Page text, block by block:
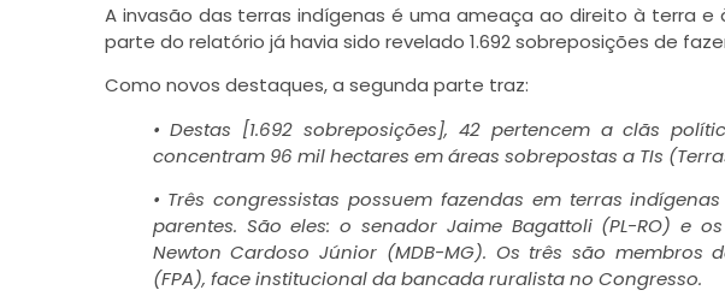
A invasão das terras indígenas é uma ameaça ao direito à terra e
parte do relatório já havia sido revelado 1.692 sobreposições de
Como novos destaques, a segunda parte traz:
• Destas [1.692 sobreposições], 42 pertencem a clãs
concentram 96 mil hectares em áreas sobrepostas a TIs
• Três congressistas possuem fazendas em terras
parentes. São eles: o senador Jaime Bagattoli (PL-RO) e
Newton Cardoso Júnior (MDB-MG). Os três são membros
(FPA), face institucional da bancada ruralista no Congresso.